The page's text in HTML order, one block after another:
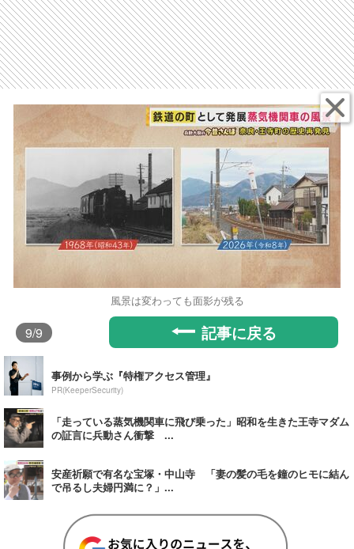
風景は変わっても面影が残る
9/9 記事に戻る
事例から学ぶ『特権アクセス管理』
PR(KeeperSecurity)
「走っている蒸気機関車に飛び乗った」昭和を生きた王寺マダム
の証言に兵動さん衝撃 ...
安産祈願で有名な宝塚・中山寺 「妻の髪の毛を鐘のヒモに結ん
で吊るし夫婦円満に？」...